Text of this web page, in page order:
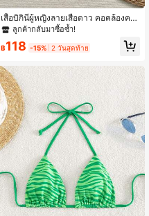
เสื้อบิกินี่ผู้หญิงลายเสือดาว คอคล้องคอ
ผูกเชือก สำหรับวันหยุด ชายหาด ฤดูร้อ
ลูกค้ากลับมาซื้อซ้ำ!
฿118 -15% 2 วันสุดท้าย